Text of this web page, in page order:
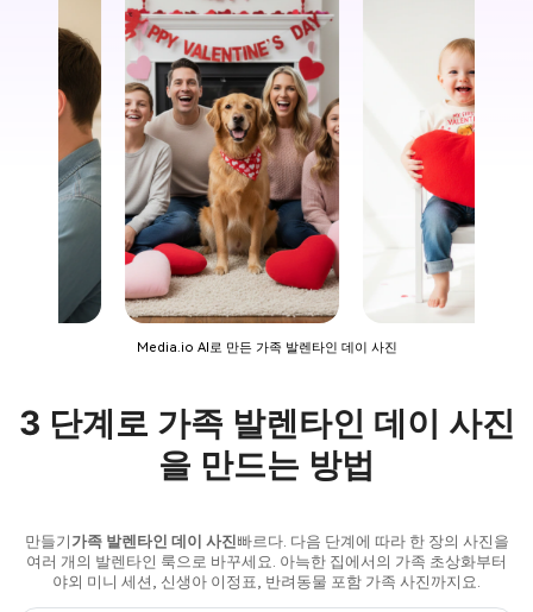
Media.io AI로 만든 가족 발렌타인 데이 사진
3 단계로 가족 발렌타인 데이 사진
을 만드는 방법
만들기 가족 발렌타인 데이 사진빠르다. 다음 단계에 따라 한 장의 사진을
여러 개의 발렌타인 룩으로 바꾸세요. 아늑한 집에서의 가족 초상화부터
야외 미니 세션, 신생아 이정표, 반려동물 포함 가족 사진까지요.